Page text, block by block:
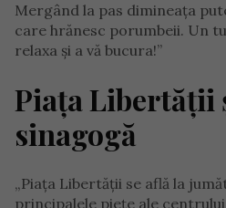
Mergând la pas dimineața
care hrănesc porumbeii. Un
relaxa și a vă bucura!”
Piața Libertății
sinagogă
„Piața Libertății se află la
principalele piețe ale